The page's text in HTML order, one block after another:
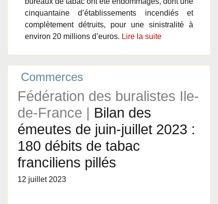
cinquantaine d’établissements incendiés et
complètement détruits, pour une sinistralité à
environ 20 millions d’euros. Lire la suite
Commerces
Fédération des buralistes Ile-
de-France | Bilan des
émeutes de juin-juillet 2023 :
180 débits de tabac
franciliens pillés
12 juillet 2023